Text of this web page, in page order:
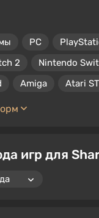
PC
2
Nintendo
Amiga Atari ST
игр для